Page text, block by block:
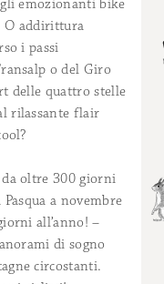
emozionanti bike
O addirittura
i passi
o del Giro
delle quattro stelle
rilassante flair
da oltre 300 giorni
a novembre
all’anno! –
di sogno
circostanti.